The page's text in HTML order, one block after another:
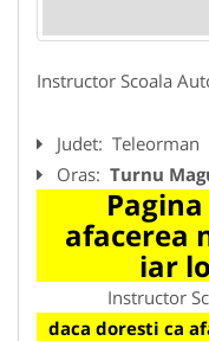
Instructor Scoala
Judet: Teleorman
Oras: Turnu
afacerea
iar
Instructor
daca doresti ca